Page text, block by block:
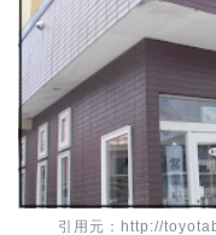
引用元：http://